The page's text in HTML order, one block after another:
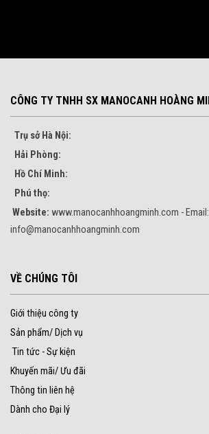
CÔNG TY TNHH SX MANOCANH HOÀNG
Trụ sở Hà Nội:
Hải Phòng:
Hồ Chí Minh:
Phú thọ:
Website: www.manocanhhoangminh.com - Email:
info@manocanhhoangminh.com
VỀ CHÚNG TÔI
Giới thiệu công ty
Sản phẩm/ Dịch vụ
Tin tức - Sự kiện
Khuyến mãi/ Ưu đãi
Thông tin liên hệ
Dành cho Đại lý